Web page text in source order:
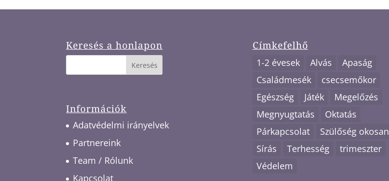
Keresés a honlapon
Információk
Adatvédelmi irányelvek
Partnereink
Team / Rólunk
Kapcsolat
Címkefelhő
1-2 évesek Alvás
Apaság
Családmesék
csecsemőkor
Egészség
Játék
Megelőzés
Megnyugtatás
Oktatás
Párkapcsolat
Szülőség okosan
Sírás
Terhesség
trimeszter
Védelem